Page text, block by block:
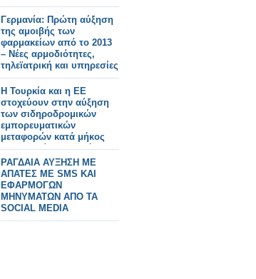
Γερμανία: Πρώτη αύξηση
της αμοιβής των
φαρμακείων από το 2013
– Νέες αρμοδιότητες,
τηλεϊατρική και υπηρεσίες
Η Τουρκία και η ΕΕ
στοχεύουν στην αύξηση
των σιδηροδρομικών
εμπορευματικών
μεταφορών κατά μήκος
του Μεσαίου Διαδρόμου.
ΡΑΓΔΑΙΑ ΑΥΞΗΣΗ ΜΕ
ΑΠΑΤΕΣ ΜΕ SMS ΚΑΙ
ΕΦΑΡΜΟΓΩΝ
ΜΗΝΥΜΑΤΩΝ ΑΠΟ ΤΑ
SOCIAL MEDIA